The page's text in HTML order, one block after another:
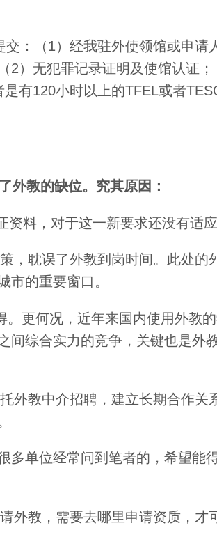
：（1）经我驻外使领馆或申请
2）无犯罪记录证明及使馆认证；
有120小时以上的TFEL或者
外教的缺位。究其原因：
料，对于这一新要求还没有适应
，耽误了外教到岗时间。此处的
市的重要窗口。
更何况，近年来国内使用外教
间综合实力的竞争，关键也是外
外教中介招聘，建立长期合作关
多单位经常问到笔者的，希望能
外教，需要去哪里申请资质，才